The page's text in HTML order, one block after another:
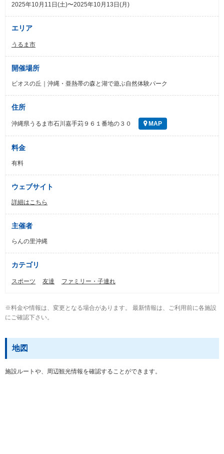
2025年10月11日(土)〜2025年10月13日(月)
エリア
うるま市
開催場所
ビオスの丘｜沖縄・亜熱帯の森と湖で遊ぶ自然体験パーク
住所
沖縄県うるま市石川嘉手苅９６１番地の３０ MAP
料金
有料
ウェブサイト
詳細はこちら
主催者
らんの里沖縄
カテゴリ
スポーツ 友達 ファミリー・子連れ
※料金や情報は、変更となる場合があります。 最新情報は、ご利用前に各施設
にご確認下さい。
地図
施設ルートや、周辺観光情報を確認することができます。